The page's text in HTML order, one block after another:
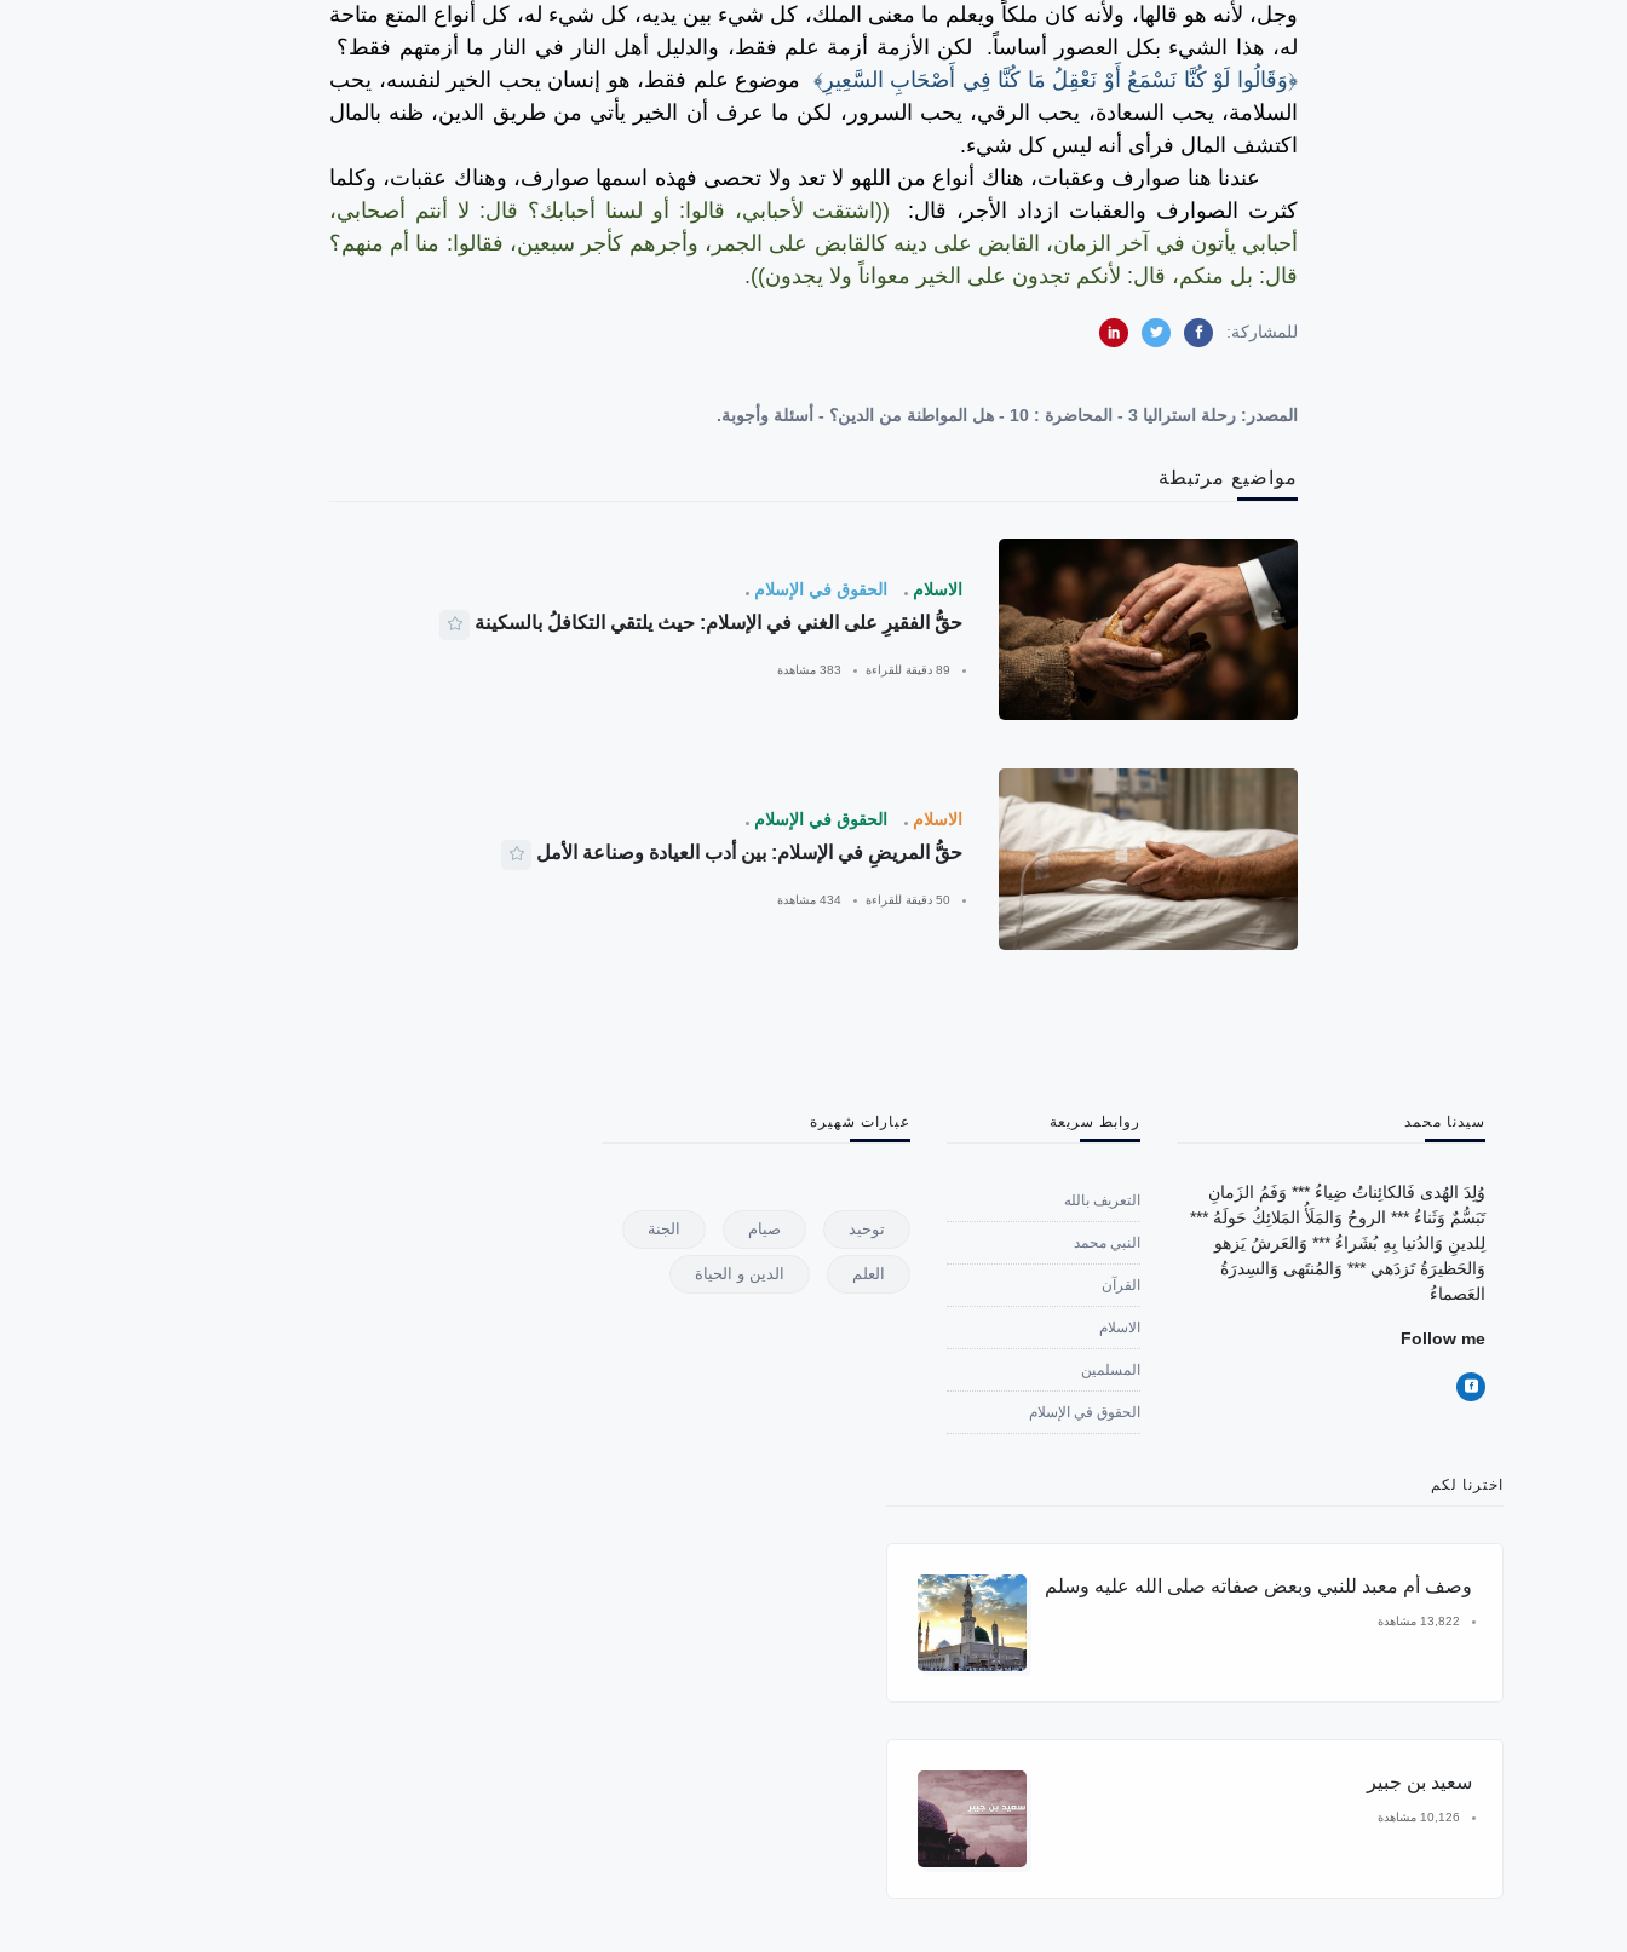
وجل، لأنه هو قالها، ولأنه كان ملكاً ويعلم ما معنى الملك، كل شيء بين يديه، كل شيء له، كل أنواع المتع متاحة
له، هذا الشيء بكل العصور أساساً.
لكن الأزمة أزمة علم فقط، والدليل أهل النار في النار ما أزمتهم فقط؟
﴿وَقَالُوا لَوْ كُنَّا نَسْمَعُ أَوْ نَعْقِلُ مَا كُنَّا فِي أَصْحَابِ السَّعِيرِ﴾ موضوع علم فقط، هو إنسان يحب الخير لنفسه، يحب
السلامة، يحب السعادة، يحب الرقي، يحب السرور، لكن ما عرف أن الخير يأتي من طريق الدين، ظنه بالمال
اكتشف المال فرأى أنه ليس كل شيء.
عندنا هنا صوارف وعقبات، هناك أنواع من اللهو لا تعد ولا تحصى فهذه اسمها صوارف، وهناك عقبات، وكلما
كثرت الصوارف والعقبات ازداد الأجر، قال:
((اشتقت لأحبابي، قالوا: أو لسنا أحبابك؟ قال: لا أنتم أصحابي،
أحبابي يأتون في آخر الزمان، القابض على دينه كالقابض على الجمر، وأجرهم كأجر سبعين، فقالوا: منا أم منهم؟
قال: بل منكم، قال: لأنكم تجدون على الخير معواناً ولا يجدون)).
للمشاركة:
المصدر: رحلة استراليا 3 - المحاضرة : 10 - هل المواطنة من الدين؟ - أسئلة وأجوبة.
مواضيع مرتبطة
الاسلام الحقوق في الإسلام
حقُّ الفقيرِ على الغني في الإسلام: حيث يلتقي التكافلُ بالسكينة
89 دقيقة للقراءة 383 مشاهدة
الاسلام الحقوق في الإسلام
حقُّ المريضِ في الإسلام: بين أدب العيادة وصناعة الأمل
50 دقيقة للقراءة 434 مشاهدة
سيدنا محمد
وُلِدَ الهُدى فَالكائِناتُ ضِياءُ *** وَفَمُ الزَمانِ
تَبَسُّمٌ وَثَناءُ *** الروحُ وَالمَلَأُ المَلائِكُ حَولَهُ ***
لِلدينِ وَالدُنيا بِهِ بُشَراءُ *** وَالعَرشُ يَزهو
وَالحَظيرَةُ تَزدَهي *** وَالمُنتَهى وَالسِدرَةُ
العَصماءُ
Follow me
روابط سريعة
التعريف بالله
النبي محمد
القرآن
الاسلام
المسلمين
الحقوق في الإسلام
عبارات شهيرة
توحيد صيام الجنة
العلم الدين و الحياة
اخترنا لكم
وصف أم معبد للنبي وبعض صفاته صلى الله عليه وسلم
13,822 مشاهدة
سعيد بن جبير
10,126 مشاهدة